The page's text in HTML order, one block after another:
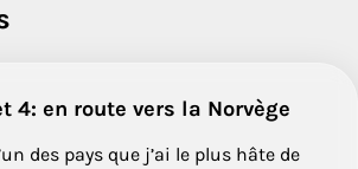
4: en route vers la Norvège
des pays que j’ai le plus hâte de